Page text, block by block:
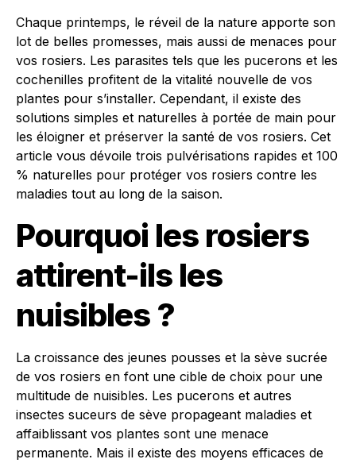
Chaque printemps, le réveil de la nature apporte son
lot de belles promesses, mais aussi de menaces pour
vos rosiers. Les parasites tels que les pucerons et les
cochenilles profitent de la vitalité nouvelle de vos
plantes pour s’installer. Cependant, il existe des
solutions simples et naturelles à portée de main pour
les éloigner et préserver la santé de vos rosiers. Cet
article vous dévoile trois pulvérisations rapides et 100
% naturelles pour protéger vos rosiers contre les
maladies tout au long de la saison.
Pourquoi les rosiers
attirent-ils les
nuisibles ?
La croissance des jeunes pousses et la sève sucrée
de vos rosiers en font une cible de choix pour une
multitude de nuisibles. Les pucerons et autres
insectes suceurs de sève propageant maladies et
affaiblissant vos plantes sont une menace
permanente. Mais il existe des moyens efficaces de